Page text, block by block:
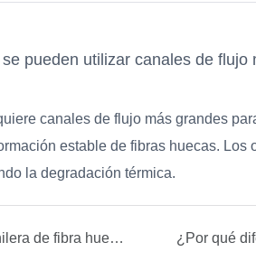
pueden utilizar canales de
canales de flujo más grandes
estable de fibras huecas. Los
la degradación térmica.
Características de la hilera de fibra hueca Trustech FCT Gen-8